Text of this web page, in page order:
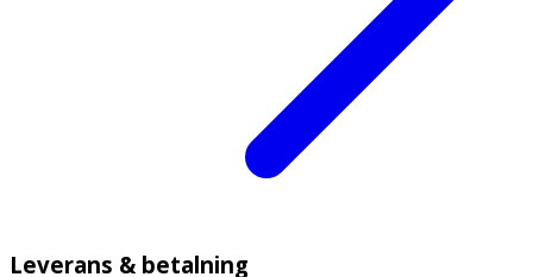
Leverans & betalning